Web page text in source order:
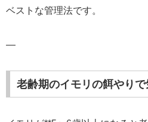
ベストな管理法です。
—
老齢期のイモリの餌やり